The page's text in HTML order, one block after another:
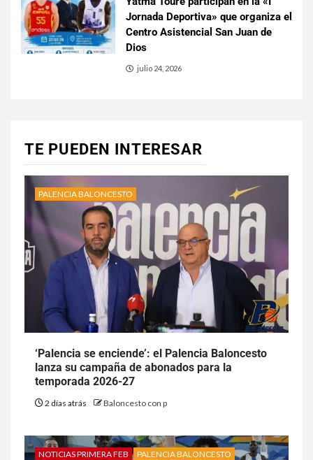
Jornada Deportiva» que organiza el
Centro Asistencial San Juan de
Dios
julio 24, 2026
TE PUEDEN INTERESAR
PALENCIA BALONCESTO
‘Palencia se enciende’: el Palencia Baloncesto
lanza su campaña de abonados para la
temporada 2026-27
2 días atrás Baloncesto con p
NOTICIAS PRIMERA FEB PALENCIA BALONCESTO